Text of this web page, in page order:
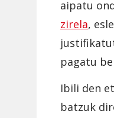
aipatu
zirela,
pagatu
Ibili den
batzuk